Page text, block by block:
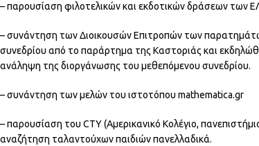
– παρουσίαση φιλοτελικών και εκδοτικών δράσεων των
– συνάντηση των Διοικουσών Επιτροπών των
συνεδρίου από το παράρτημα της Καστοριάς και
ανάληψη της διοργάνωσης του μεθεπόμενου συνεδρίου.
– συνάντηση των μελών του ιστοτόπου mathematica.gr
– παρουσίαση του CTY (Αμερικανικό Κολέγιο,
αναζήτηση ταλαντούχων παιδιών πανελλαδικά.